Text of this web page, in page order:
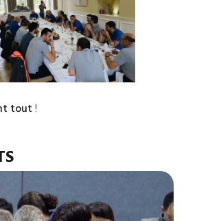
tout!